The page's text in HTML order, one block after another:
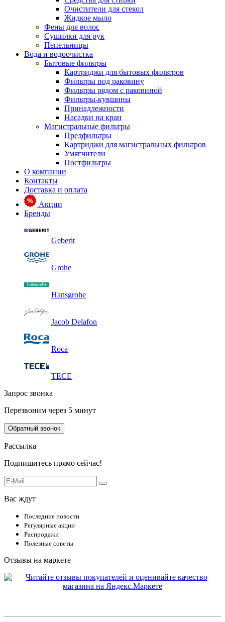
Очистители для стекол
Жидкое мыло
Фены для волос
Сушилки для рук
Пепельницы
Вода и водоочистка
Бытовые фильтры
Картриджи для бытовых фильтров
Фильтры под раковину
Фильтры рядом с раковиной
Фильтры-кувшины
Принадлежности
Насадки на кран
Магистральные фильтры
Предфильтры
Картриджи для магистральных фильтров
Умягчители
Постфильтры
О компании
Контакты
Доставка и оплата
Акции
Бренды
Geberit
Grohe
Hansgrohe
Jacob Delafon
Roca
TECE
Запрос звонка
Перезвоним через 5 минут
Обратный звонок
Рассылка
Подпишитесь прямо сейчас!
Вас ждут
Последние новости
Регулярные акции
Распродажи
Полезные советы
Отзывы на маркете